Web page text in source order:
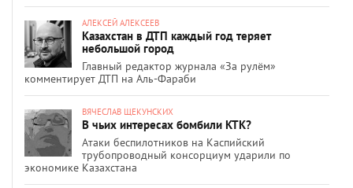
АЛЕКСЕЙ АЛЕКСЕЕВ
Казахстан в ДТП каждый год теряет
небольшой город
Главный редактор журнала «За рулём»
комментирует ДТП на Аль-Фараби
ВЯЧЕСЛАВ ЩЕКУНСКИХ
В чьих интересах бомбили КТК?
Атаки беспилотников на Каспийский
трубопроводный консорциум ударили по
экономике Казахстана